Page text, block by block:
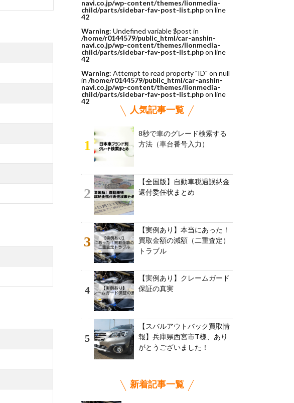
navi.co.jp/wp-content/themes/lionmedia-
child/parts/sidebar-fav-post-list.phpon line
42
Warning: Undefined variable $post in
/home/r0144579/public_html/car-anshin-
navi.co.jp/wp-content/themes/lionmedia-
child/parts/sidebar-fav-post-list.phpon line
42
Warning: Attempt to read property "ID" on null
in /home/r0144579/public_html/car-anshin-
navi.co.jp/wp-content/themes/lionmedia-
child/parts/sidebar-fav-post-list.phpon line
42
人気記事一覧
1
8秒で車のグレード検索する
方法（車台番号入力）
2
【全国版】自動車税過誤納金
還付委任状まとめ
3
【実例あり】本当にあった！
買取金額の減額（二重査定）
トラブル
4
【実例あり】クレームガード
保証の真実
5
【スバルアウトバック買取情
報】兵庫県西宮市T様、あり
がとうございました！
新着記事一覧